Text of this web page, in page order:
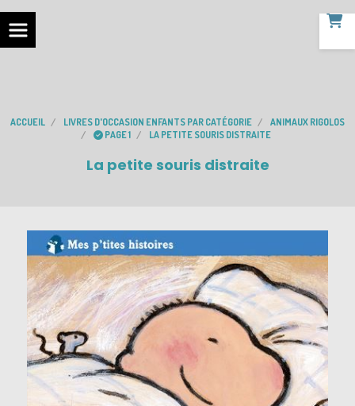
ACCUEIL LIVRES D'OCCASION ENFANTS PAR CATÉGORIE
ANIMAUX RIGOLOS
PAGE 1
LA PETITE SOURIS DISTRAITE
La petite souris distraite